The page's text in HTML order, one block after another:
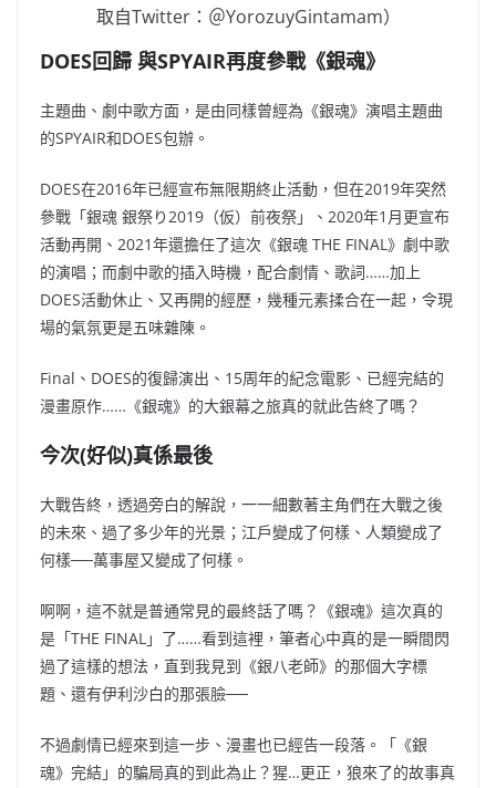
取自Twitter：＠YorozuyGintamam）
DOES回歸 與SPYAIR再度參戰《銀魂》
主題曲、劇中歌方面，是由同樣曾經為《銀魂》演唱主題曲
的SPYAIR和DOES包辦。
DOES在2016年已經宣布無限期終止活動，但在2019年突然
參戰「銀魂 銀祭り2019（仮）前夜祭」、2020年1月更宣布
活動再開、2021年還擔任了這次《銀魂 THE FINAL》劇中歌
的演唱；而劇中歌的插入時機，配合劇情、歌詞……加上
DOES活動休止、又再開的經歷，幾種元素揉合在一起，令現
場的氣氛更是五味雜陳。
Final、DOES的復歸演出、15周年的紀念電影、已經完結的
漫畫原作……《銀魂》的大銀幕之旅真的就此告終了嗎？
今次(好似)真係最後
大戰告終，透過旁白的解說，一一細數著主角們在大戰之後
的未來、過了多少年的光景；江戶變成了何樣、人類變成了
何樣──萬事屋又變成了何樣。
啊啊，這不就是普通常見的最終話了嗎？《銀魂》這次真的
是「THE FINAL」了……看到這裡，筆者心中真的是一瞬間閃
過了這樣的想法，直到我見到《銀八老師》的那個大字標
題、還有伊利沙白的那張臉──
不過劇情已經來到這一步、漫畫也已經告一段落。「《銀
魂》完結」的騙局真的到此為止？猩…更正，狼來了的故事真